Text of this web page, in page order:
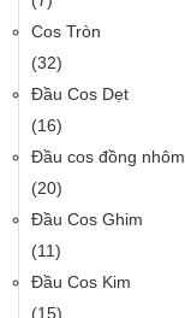
Cos Tròn
(32)
Đầu Cos Dẹt
(16)
Đầu cos đồng nhôm
(20)
Đầu Cos Ghim
(11)
Đầu Cos Kim
(15)